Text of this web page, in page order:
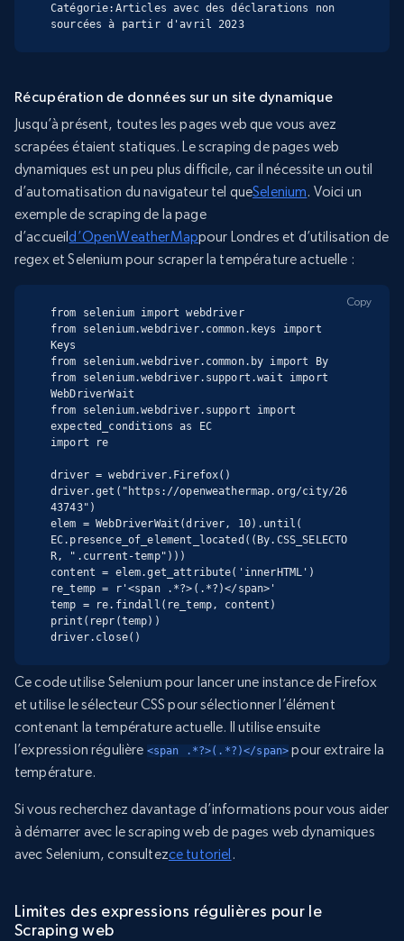
Catégorie:Articles avec des déclarations non
sourcées à partir d'avril 2023
Récupération de données sur un site dynamique
Jusqu’à présent, toutes les pages web que vous avez
scrapées étaient statiques. Le scraping de pages web
dynamiques est un peu plus difficile, car il nécessite un outil
d’automatisation du navigateur tel queSelenium. Voici un
exemple de scraping de la page
d’accueild’OpenWeatherMappour Londres et d’utilisation de
regex et Selenium pour scraper la température actuelle :
from selenium import webdriver
from selenium.webdriver.common.keys import
Keys
from selenium.webdriver.common.by import By
from selenium.webdriver.support.wait import
WebDriverWait
from selenium.webdriver.support import
expected_conditions as EC
import re
driver = webdriver.Firefox()
driver.get("https://openweathermap.org/city/26
43743")
elem = WebDriverWait(driver, 10).until(
EC.presence_of_element_located((By.CSS_SELECTO
R, ".current-temp")))
content = elem.get_attribute('innerHTML')
re_temp = r'<span .*?>(.*?)</span>'
temp = re.findall(re_temp, content)
print(repr(temp))
driver.close()
Copy
Ce code utilise Selenium pour lancer une instance de Firefox
et utilise le sélecteur CSS pour sélectionner l’élément
contenant la température actuelle. Il utilise ensuite
l’expression régulière <span .*?>(.*?)</span> pour extraire la
température.
Si vous recherchez davantage d’informations pour vous aider
à démarrer avec le scraping web de pages web dynamiques
avec Selenium, consultezce tutoriel .
Limites des expressions régulières pour le
Scraping web